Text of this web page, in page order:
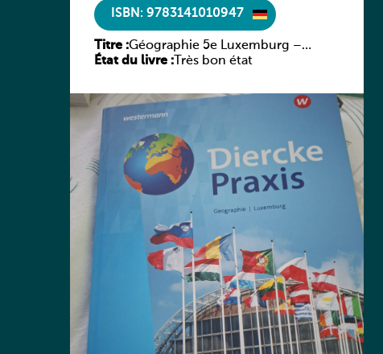
ISBN: 9783141010947
Titre :Géographie 5e Luxemburg –
Diercke Praxis
État du livre : Très bon état